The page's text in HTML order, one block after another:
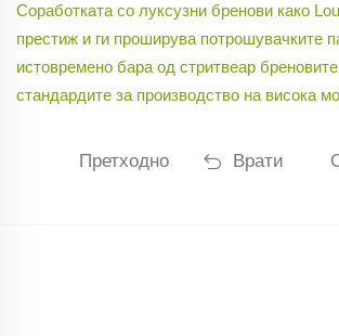
Соработката со луксузни бренови како
престиж и ги проширува потрошувачките
истовремено бара од стритвеар
стандардите за производство на висока
Претходно Врати